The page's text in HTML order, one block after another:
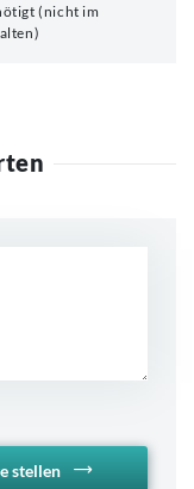
(nicht im
stellen